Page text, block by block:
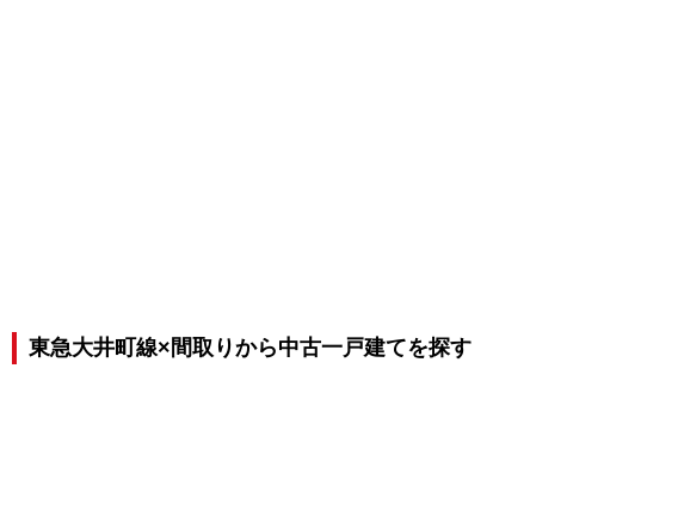
東急大井町線×間取りから中古一戸建てを探す